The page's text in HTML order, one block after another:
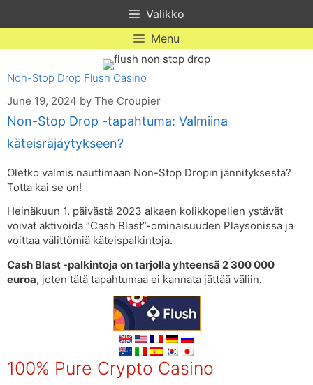
Valikko
Menu
Non-Stop Drop Flush Casino
June 19, 2024 by The Croupier
Non-Stop Drop -tapahtuma: Valmiina
käteisräjäytykseen?
Oletko valmis nauttimaan Non-Stop Dropin jännityksestä?
Totta kai se on!
Heinäkuun 1. päivästä 2023 alkaen kolikkopelien ystävät
voivat aktivoida “Cash Blast”-ominaisuuden Playsonissa ja
voittaa välittömiä käteispalkintoja.
Cash Blast -palkintoja on tarjolla yhteensä 2 300 000
euroa, joten tätä tapahtumaa ei kannata jättää väliin.
100% Pure Crypto Casino